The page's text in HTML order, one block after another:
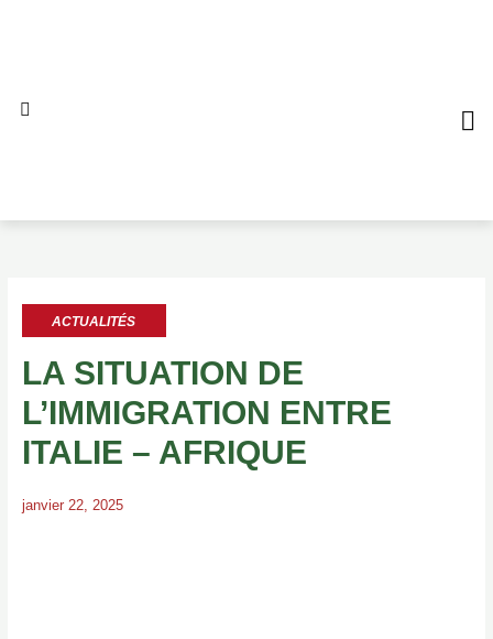
ACTUALITÉS
LA SITUATION DE
L’IMMIGRATION ENTRE
ITALIE – AFRIQUE
janvier 22, 2025